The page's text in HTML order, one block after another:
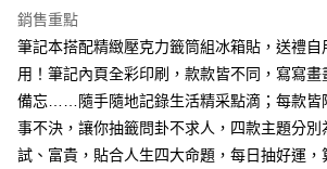
聯邦商業銀行
元大商業銀行
永豐商業
台新國際商業銀行
中國信託
台灣樂天信用卡公司
匯豐（台灣）商業銀行
聯邦商業銀行
遠東國際
元大商業銀行
永豐商業
玉山商業銀行
星展（台
台灣樂天信用卡公司
國泰世華商業銀行
臺灣中小企業銀行
匯豐（台灣）商業銀行
華泰商業
聯邦商業銀行
遠東國際
元大商業銀行
永豐商業
玉山商業銀行
星展（台
台新國際商業銀行
中國信託
上海商業儲蓄銀行
兆豐國際商業銀行
臺灣中小
台中商業銀行
匯豐（台
華泰商業銀行
聯邦商業
遠東國際商業銀行
元大商業
永豐商業銀行
玉山商業
星展（台灣）商業銀行
台新國際
LINE Pay
Apple Pay
街口支付
悠遊付
銷售重點
筆記本搭配精緻壓克力籤筒組冰箱貼，送禮自
用！筆記內頁全彩印刷，款款皆不同，寫寫
備忘……隨手隨地記錄生活精采點滴；每款皆
事不決，讓你抽籤問卦不求人，四款主題分別
試、富貴，貼合人生四大命題，每日抽好運，